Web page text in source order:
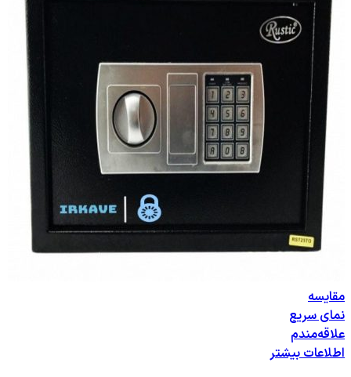
مقایسه
نمای سریع
علاقه‌مندم
اطلاعات بیشتر